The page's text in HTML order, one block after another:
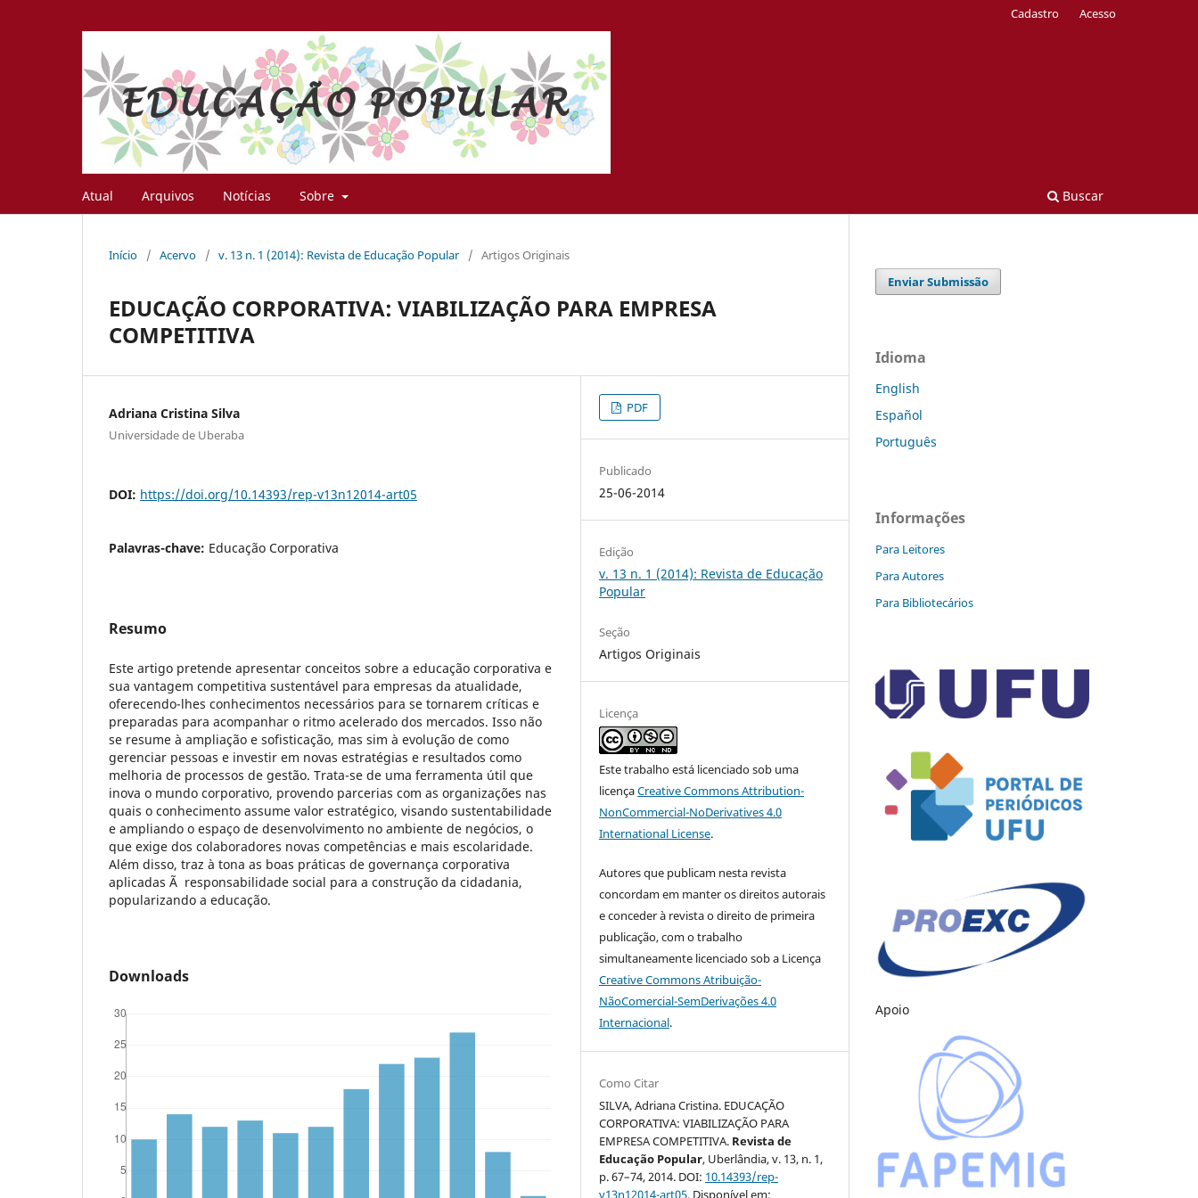
Atual Arquivos Notícias Sobre Buscar
Cadastro Acesso
Início / Acervo / v. 13 n. 1 (2014): Revista de Educação Popular / Artigos Originais
EDUCAÇÃO CORPORATIVA: VIABILIZAÇÃO PARA EMPRESA
COMPETITIVA
Adriana Cristina Silva
Universidade de Uberaba
DOI: https://doi.org/10.14393/rep-v13n12014-art05
Palavras-chave: Educação Corporativa
Resumo
Este artigo pretende apresentar conceitos sobre a educação corporativa e
sua vantagem competitiva sustentável para empresas da atualidade,
oferecendo-lhes conhecimentos necessários para se tornarem críticas e
preparadas para acompanhar o ritmo acelerado dos mercados. Isso não
se resume à ampliação e sofisticação, mas sim à evolução de como
gerenciar pessoas e investir em novas estratégias e resultados como
melhoria de processos de gestão. Trata-se de uma ferramenta útil que
inova o mundo corporativo, provendo parcerias com as organizações nas
quais o conhecimento assume valor estratégico, visando sustentabilidade
e ampliando o espaço de desenvolvimento no ambiente de negócios, o
que exige dos colaboradores novas competências e mais escolaridade.
Além disso, traz à tona as boas práticas de governança corporativa
aplicadas Ã responsabilidade social para a construção da cidadania,
popularizando a educação.
Downloads
PDF
Publicado
25-06-2014
Edição
v. 13 n. 1 (2014): Revista de Educação
Popular
Seção
Artigos Originais
Licença
Este trabalho está licenciado sob uma
licençaCreative Commons Attribution-
NonCommercial-NoDerivatives 4.0
International License.
Autores que publicam nesta revista
concordam em manter os direitos autorais
e conceder à revista o direito de primeira
publicação, com o trabalho
simultaneamente licenciado sob a Licença
Creative Commons Atribuição-
NãoComercial-SemDerivações 4.0
Internacional.
Como Citar
SILVA, Adriana Cristina. EDUCAÇÃO
CORPORATIVA: VIABILIZAÇÃO PARA
EMPRESA COMPETITIVA. Revista de
Educação Popular, Uberlândia, v. 13, n. 1,
p. 67–74, 2014. DOI: 10.14393/rep-
v13n12014-art05. Disponível em:
Enviar Submissão
Idioma
English
Español
Português
Informações
Para Leitores
Para Autores
Para Bibliotecários
Apoio